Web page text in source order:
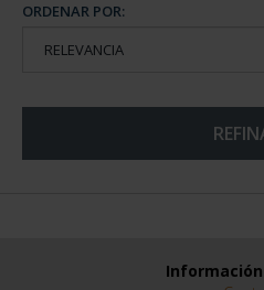
ORDENAR POR: